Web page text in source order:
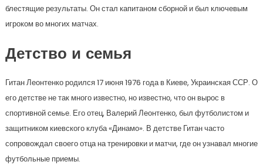
блестящие результаты. Он стал капитаном сборной и был ключевым
игроком во многих матчах.
Детство и семья
Гитан Леонтенко родился 17 июня 1976 года в Киеве, Украинская ССР. О
его детстве не так много известно, но известно, что он вырос в
спортивной семье. Его отец, Валерий Леонтенко, был футболистом и
защитником киевского клуба «Динамо». В детстве Гитан часто
сопровождал своего отца на тренировки и матчи, где он узнавал многие
футбольные приемы.